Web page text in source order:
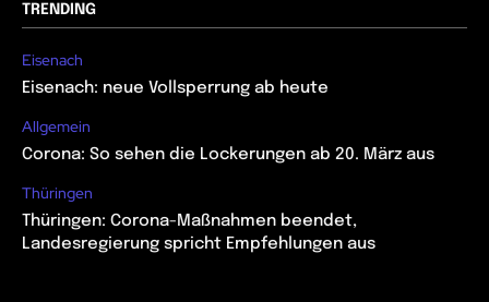
TRENDING
Eisenach
Eisenach: neue Vollsperrung ab heute
Allgemein
Corona: So sehen die Lockerungen ab 20. März aus
Thüringen
Thüringen: Corona-Maßnahmen beendet,
Landesregierung spricht Empfehlungen aus